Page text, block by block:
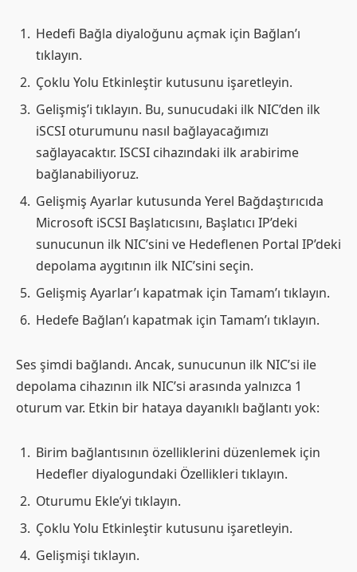
Hedefi Bağla diyaloğunu açmak için Bağlan’ı
tıklayın.
Çoklu Yolu Etkinleştir kutusunu işaretleyin.
Gelişmiş’i tıklayın. Bu, sunucudaki ilk NIC’den ilk
iSCSI oturumunu nasıl bağlayacağımızı
sağlayacaktır. ISCSI cihazındaki ilk arabirime
bağlanabiliyoruz.
Gelişmiş Ayarlar kutusunda Yerel Bağdaştırıcıda
Microsoft iSCSI Başlatıcısını, Başlatıcı IP’deki
sunucunun ilk NIC’sini ve Hedeflenen Portal IP’deki
depolama aygıtının ilk NIC’sini seçin.
Gelişmiş Ayarlar’ı kapatmak için Tamam’ı tıklayın.
Hedefe Bağlan’ı kapatmak için Tamam’ı tıklayın.
Ses şimdi bağlandı. Ancak, sunucunun ilk NIC’si ile
depolama cihazının ilk NIC’si arasında yalnızca 1
oturum var. Etkin bir hataya dayanıklı bağlantı yok:
Birim bağlantısının özelliklerini düzenlemek için
Hedefler diyalogundaki Özellikleri tıklayın.
Oturumu Ekle’yi tıklayın.
Çoklu Yolu Etkinleştir kutusunu işaretleyin.
Gelişmişi tıklayın.